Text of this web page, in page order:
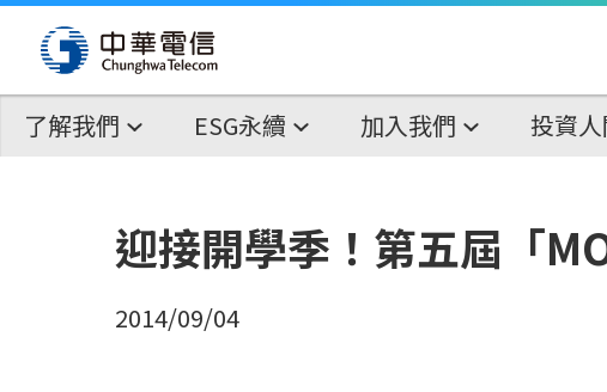
了解我們 ESG永續 加入我們 投資
迎接開學季！第五屆「
2014/09/04